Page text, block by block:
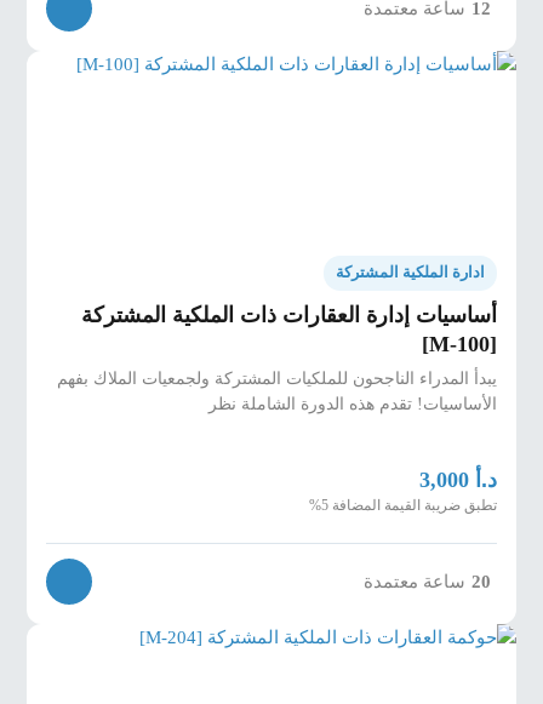
12 ساعة معتمدة
ادارة الملكية المشتركة
أساسيات إدارة العقارات ذات الملكية المشتركة
[M-100]
يبدأ المدراء الناجحون للملكيات المشتركة ولجمعيات الملاك بفهم
الأساسيات! تقدم هذه الدورة الشاملة نظر
د.أ 3,000
تطبق ضريبة القيمة المضافة 5%
20 ساعة معتمدة